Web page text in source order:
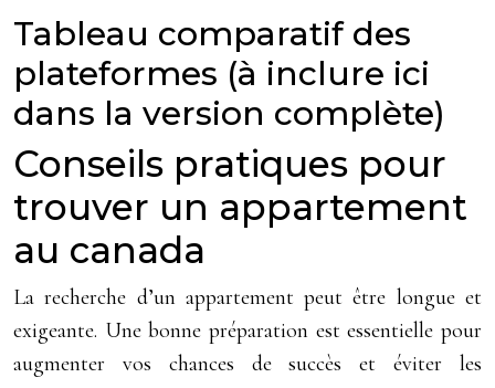
Tableau comparatif des
plateformes (à inclure ici
dans la version complète)
Conseils pratiques pour
trouver un appartement
au canada
La recherche d’un appartement peut être longue et
exigeante. Une bonne préparation est essentielle pour
augmenter vos chances de succès et éviter les